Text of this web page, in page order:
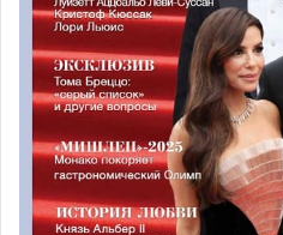
Благотворительный
собрал рекордную сумму
Ассоциация Action Innocence
замечательную работу,
оказание помощи детям,